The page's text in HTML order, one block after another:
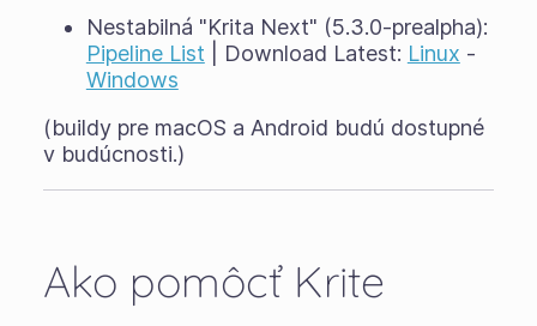
Nestabilná "Krita Next" (5.3.0-prealpha):
Pipeline List | Download Latest: Linux -
Windows
(buildy pre macOS a Android budú dostupné
v budúcnosti.)
Ako pomôcť Krite